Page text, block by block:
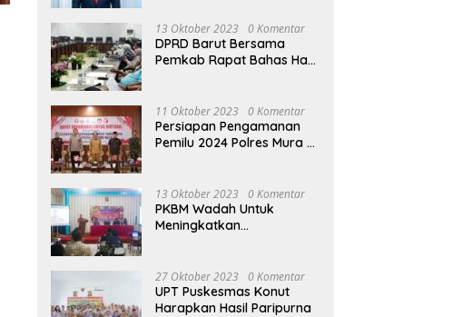
13 Oktober 2023 0 Komentar
DPRD Barut Bersama
Pemkab Rapat Bahas Hasil
Perubahan 2023
11 Oktober 2023 0 Komentar
Persiapan Pengamanan
Pemilu 2024 Polres Mura
13 Oktober 2023 0 Komentar
PKBM Wadah Untuk
Meningkatkan
Dalam Bidang Ekonomi
27 Oktober 2023 0 Komentar
UPT Puskesmas Konut
Harapkan Hasil Paripurna